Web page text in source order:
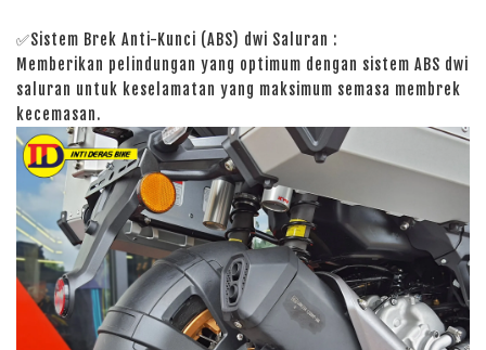
✅Sistem Brek Anti-Kunci (ABS) dwi Saluran :
Memberikan pelindungan yang optimum dengan sistem ABS dwi
saluran untuk keselamatan yang maksimum semasa membrek
kecemasan.